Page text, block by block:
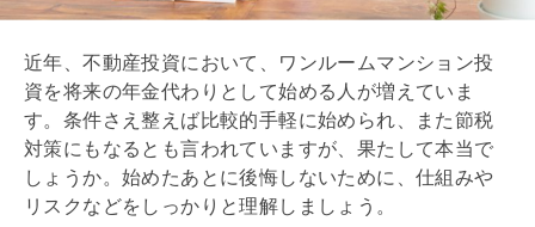
近年、不動産投資において、ワンルームマンション投
資を将来の年金代わりとして始める人が増えていま
す。条件さえ整えば比較的手軽に始められ、また節税
対策にもなるとも言われていますが、果たして本当で
しょうか。始めたあとに後悔しないために、仕組みや
リスクなどをしっかりと理解しましょう。